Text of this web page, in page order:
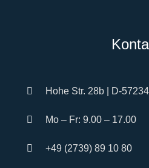
Hohe Str. 28b | D-
Mo – Fr: 9.00 – 17.00
+49 (2739) 89 10 80